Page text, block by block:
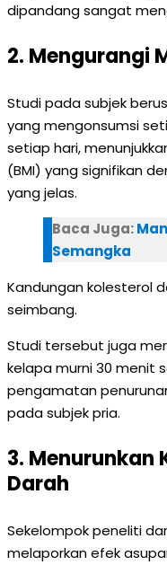
dipandang sangat
2. Mengurangi
Studi pada subjek
yang mengonsumsi
setiap hari,
(BMI) yang signifikan
yang jelas.
Baca Juga:
Semangka
Kandungan kolesterol
seimbang.
Studi tersebut juga
kelapa murni 30 menit
pengamatan
pada subjek pria.
3. Menurunkan
Darah
Sekelompok peneliti
melaporkan efek